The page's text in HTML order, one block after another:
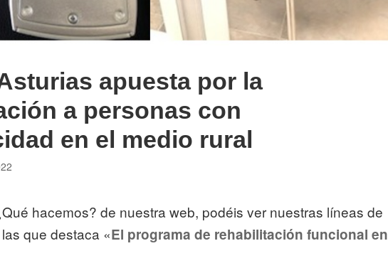
apuesta por la
a personas con
en el medio rural
hacemos? de nuestra web, podéis ver nuestras líneas de
que destaca «El programa de rehabilitación funcional en